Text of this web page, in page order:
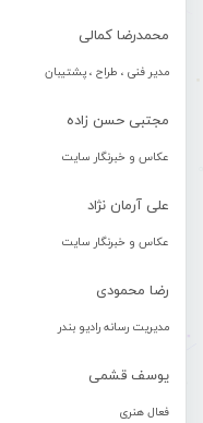
محمدرضا کمالی
مدیر فنی ، طراح ، پشتیبان
مجتبی حسن زاده
عکاس و خبرنگار سایت
علی آرمان نژاد
عکاس و خبرنگار سایت
رضا محمودی
مدیریت رسانه رادیو بندر
یوسف قشمی
فعال هنری